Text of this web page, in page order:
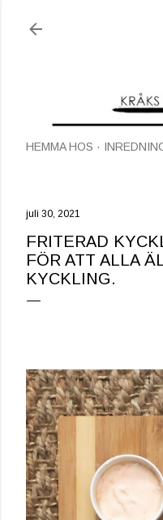
HEMMA HOS
juli 30, 2021
FRITERAD
FÖR ATT ALLA
KYCKLING.